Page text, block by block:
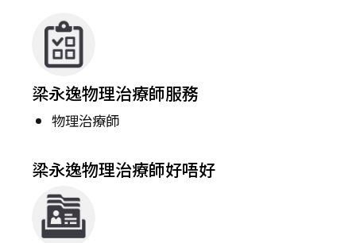
梁永逸物理治療師服務
物理治療師
梁永逸物理治療師好唔好